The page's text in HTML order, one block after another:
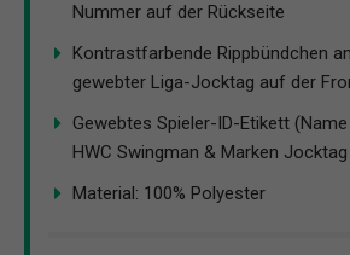
Nummer auf der Rückseite
Kontrastfarbende Rippbündchen
gewebter Liga-Jocktag auf der
Gewebtes Spieler-ID-Etikett
HWC Swingman & Marken Jocktag
Material: 100% Polyester